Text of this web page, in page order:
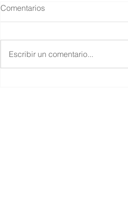
Comentarios
Escribir un comentario...